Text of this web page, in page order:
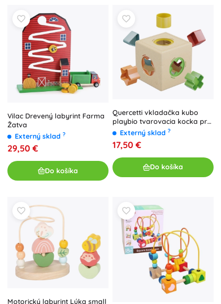
Vilac Drevený labyrint Farma
Žatva
Externý sklad ?
29,50 €
Do košíka
Quercetti vkladačka kubo
playbio tvarovacia kocka pre
batoľatá
Externý sklad ?
17,50 €
Do košíka
Motorický labyrint Lúka small